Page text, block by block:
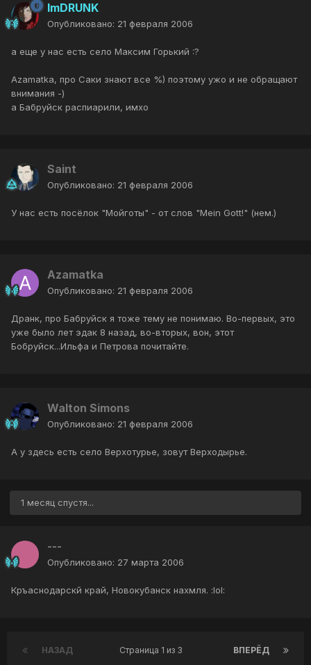
ImDRUNK
Опубликовано: 21 февраля 2006
а еще у нас есть село Максим Горький :?
Azamatka, про Саки знают все %) поэтому ужо и не обращают
внимания -)
а Бабруйск распиарили, имхо
Saint
Опубликовано: 21 февраля 2006
У нас есть посёлок "Мойготы" - от слов "Mein Gott!" (нем.)
Azamatka
Опубликовано: 21 февраля 2006
Дранк, про Бабруйск я тоже тему не понимаю. Во-первых, это
уже было лет эдак 8 назад, во-вторых, вон, этот
Бобруйск...Ильфа и Петрова почитайте.
Walton Simons
Опубликовано: 21 февраля 2006
А у здесь есть село Верхотурье, зовут Верходырье.
1 месяц спустя...
---
Опубликовано: 27 марта 2006
Кръаснодарскй край, Новокубанск нахмля. :lol:
НАЗАД ВПЕРЁД
Страница 1 из 3